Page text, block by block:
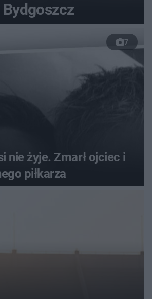
Bydgoszcz
7
nie żyje. Zmarł ojciec i
piłkarza